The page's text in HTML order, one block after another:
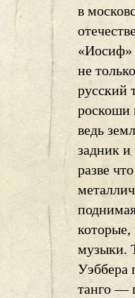
в
«Иосиф»
не
русский
роскоши
ведь
задник
разве
которые,
музыки.
Уэббера
танго —